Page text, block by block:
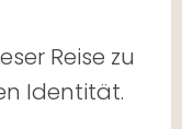
Reise zu
Identität.